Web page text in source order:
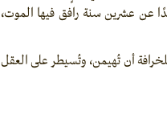
عن عشرين سنة رافق فيها الموت،
أن تُهيمن، وتُسيطر على العقل